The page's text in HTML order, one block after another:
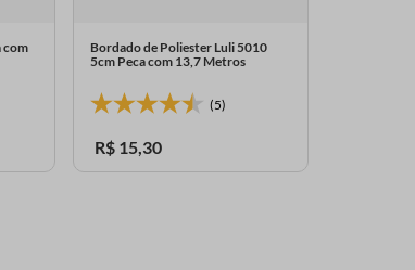
com
Bordado de Poliester Luli 5010
5cm Peca com 13,7 Metros
(5)
R$ 15,30